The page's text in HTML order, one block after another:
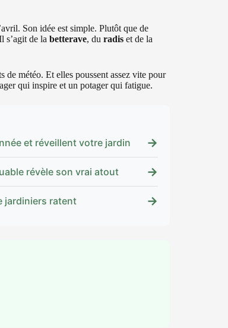
Son idée est simple. Plutôt que de
s’agit de la betterave, du radis et de la
de météo. Et elles poussent assez vite pour
qui inspire et un potager qui fatigue.
et réveillent votre jardin →
révèle son vrai atout →
jardiniers ratent →